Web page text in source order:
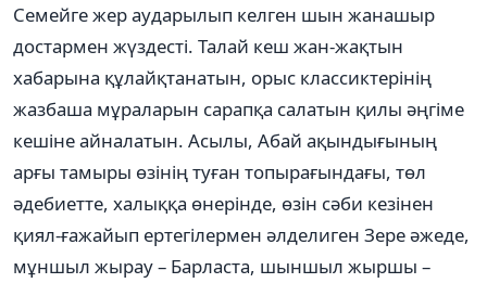
Семейге жер аударылып келген шын жанашыр
достармен жүздесті. Талай кеш жан-жақтын
хабарына құлайқтанатын, орыс классиктерінің
жазбаша мұраларын сарапқа салатын қилы әңгіме
кешіне айналатын. Асылы, Абай ақындығының
арғы тамыры өзінің туған топырағындағы, төл
әдебиетте, халыққа өнерінде, өзін сәби кезінен
қиял-ғажайып ертегілермен әлделиген Зере әжеде,
мұншыл жырау – Барласта, шыншыл жыршы –